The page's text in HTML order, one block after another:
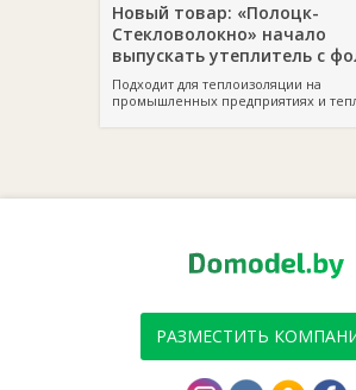
Новый товар: «Полоцк-
Стекловолокно» начало
выпускать утеплитель с
Подходит для теплоизоляции на
промышленных предприятиях и
РАЗМЕСТИТЬ